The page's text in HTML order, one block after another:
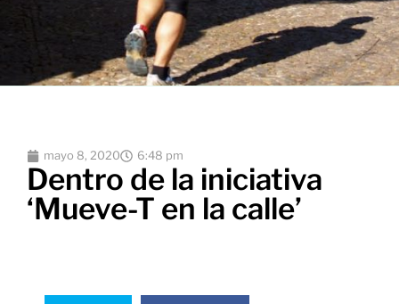
mayo 8, 2020 6:48 pm
Dentro de la iniciativa
‘Mueve-T en la calle’